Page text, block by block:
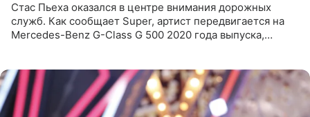
Стас Пьеха оказался в центре внимания дорожных
служб. Как сообщает Super, артист передвигается на
Mercedes-Benz G-Class G 500 2020 года выпуска,